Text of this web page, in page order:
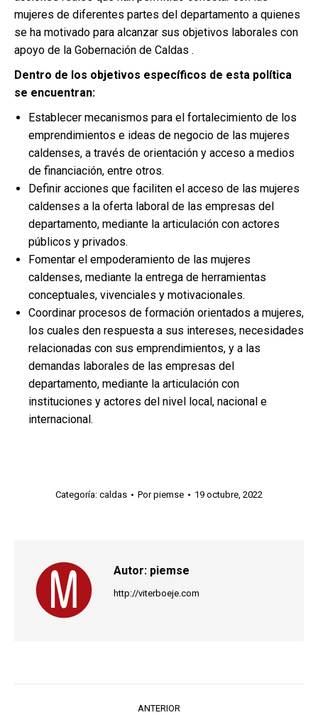
mujeres de diferentes partes del departamento a quienes
se ha motivado para alcanzar sus objetivos laborales con
apoyo de la Gobernación de Caldas .
Dentro de los objetivos específicos de esta política
se encuentran:
Establecer mecanismos para el fortalecimiento de los
emprendimientos e ideas de negocio de las mujeres
caldenses, a través de orientación y acceso a medios
de financiación, entre otros.
Definir acciones que faciliten el acceso de las mujeres
caldenses a la oferta laboral de las empresas del
departamento, mediante la articulación con actores
públicos y privados.
Fomentar el empoderamiento de las mujeres
caldenses, mediante la entrega de herramientas
conceptuales, vivenciales y motivacionales.
Coordinar procesos de formación orientados a mujeres,
los cuales den respuesta a sus intereses, necesidades
relacionadas con sus emprendimientos, y a las
demandas laborales de las empresas del
departamento, mediante la articulación con
instituciones y actores del nivel local, nacional e
internacional.
Categoría: caldas Porpiemse 19 octubre, 2022
Autor: piemse
http://viterboeje.com
NavegaciónANTERIOR